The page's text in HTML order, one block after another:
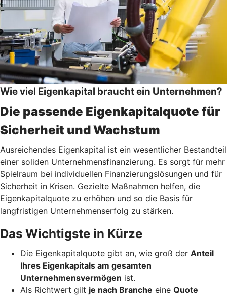
Wie viel Eigenkapital braucht ein Unternehmen?
Die passende Eigenkapitalquote für
Sicherheit und Wachstum
Ausreichendes Eigenkapital ist ein wesentlicher Bestandteil
einer soliden Unternehmensfinanzierung. Es sorgt für mehr
Spielraum bei individuellen Finanzierungslösungen und für
Sicherheit in Krisen. Gezielte Maßnahmen helfen, die
Eigenkapitalquote zu erhöhen und so die Basis für
langfristigen Unternehmenserfolg zu stärken.
Das Wichtigste in Kürze
Die Eigenkapitalquote gibt an, wie groß der Anteil
Ihres Eigenkapitals am gesamten
Unternehmensvermögen ist.
Als Richtwert gilt je nach Branche eine Quote